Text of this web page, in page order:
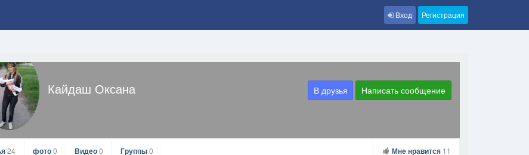
Вход Регистрация
Кайдаш Оксана В друзья Написать сообщение
24 фото0 Видео0 Группы0 Мне нравится 11